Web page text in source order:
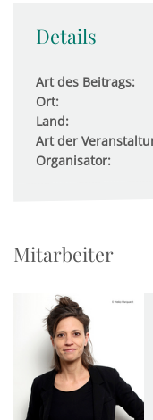
Details
Art des Beitrags:
Ort:
Land:
Art der
Organisator:
Mitarbeiter